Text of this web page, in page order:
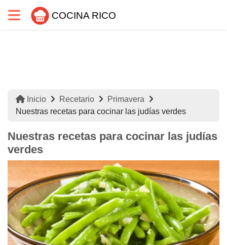
COCINA RICO
Inicio Recetario
Primavera
Nuestras recetas para cocinar las judías verdes
Nuestras recetas para cocinar las judías
verdes